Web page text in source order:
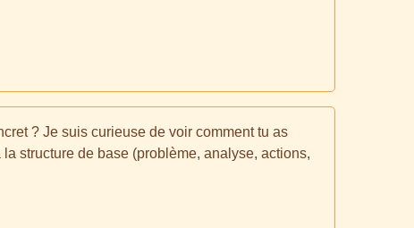
? Je suis curieuse de voir comment tu as
structure de base (problème, analyse, actions,